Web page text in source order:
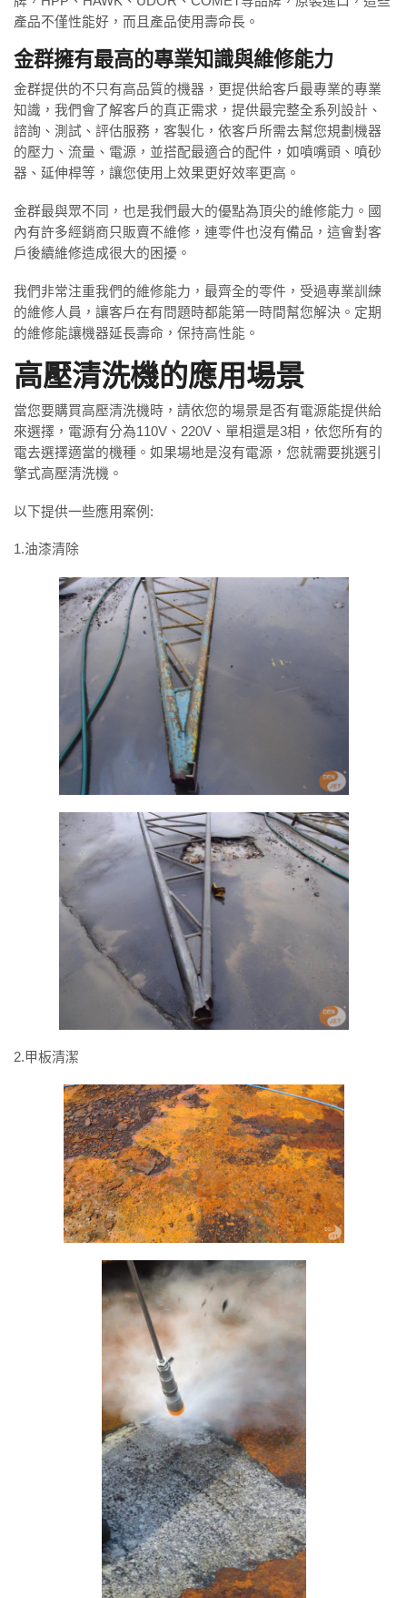
產品不僅性能好，而且產品使用壽命長。
金群擁有最高的專業知識與維修能力
金群提供的不只有高品質的機器，更提供給客戶最專業的專業
知識，我們會了解客戶的真正需求，提供最完整全系列設計、
諮詢、測試、評估服務，客製化，依客戶所需去幫您規劃機器
的壓力、流量、電源，並搭配最適合的配件，如噴嘴頭、噴砂
器、延伸桿等，讓您使用上效果更好效率更高。
金群最與眾不同，也是我們最大的優點為頂尖的維修能力。國
內有許多經銷商只販賣不維修，連零件也沒有備品，這會對客
戶後續維修造成很大的困擾。
我們非常注重我們的維修能力，最齊全的零件，受過專業訓練
的維修人員，讓客戶在有問題時都能第一時間幫您解決。定期
的維修能讓機器延長壽命，保持高性能。
高壓清洗機的應用場景
當您要購買高壓清洗機時，請依您的場景是否有電源能提供給
來選擇，電源有分為110V、220V、單相還是3相，依您所有的
電去選擇適當的機種。如果場地是沒有電源，您就需要挑選引
擎式高壓清洗機。
以下提供一些應用案例:
1.油漆清除
2.甲板清潔